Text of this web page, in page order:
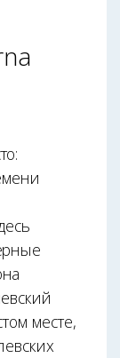
месте,